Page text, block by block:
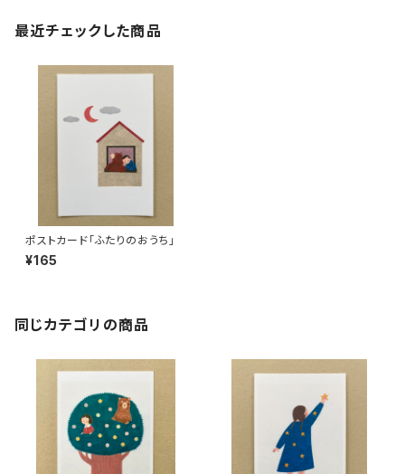
最近チェックした商品
ポストカード「ふたりのおうち」
¥165
同じカテゴリの商品